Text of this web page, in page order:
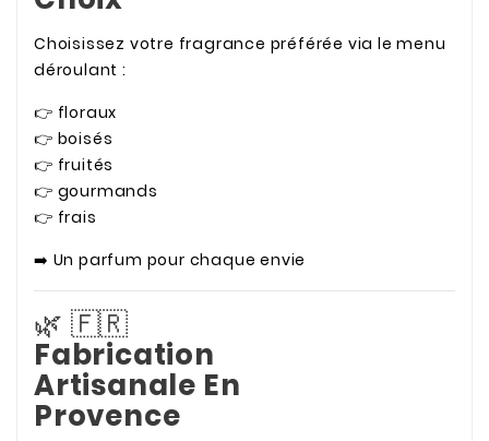
Choisissez votre fragrance préférée via le menu
déroulant :
👉 floraux
👉 boisés
👉 fruités
👉 gourmands
👉 frais
➡️ Un parfum pour chaque envie
🌿 🇫🇷
Fabrication
Artisanale En
Provence